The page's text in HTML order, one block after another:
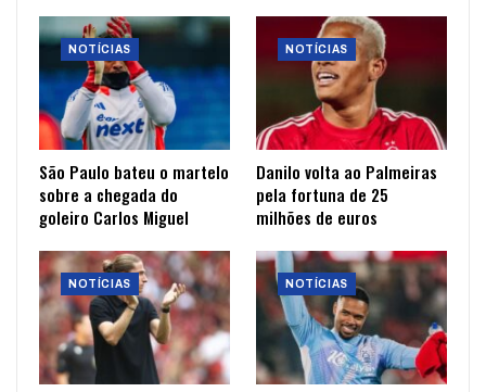
NOTÍCIAS
São Paulo bateu o martelo
sobre a chegada do
goleiro Carlos Miguel
NOTÍCIAS
Danilo volta ao Palmeiras
pela fortuna de 25
milhões de euros
NOTÍCIAS NOTÍCIAS